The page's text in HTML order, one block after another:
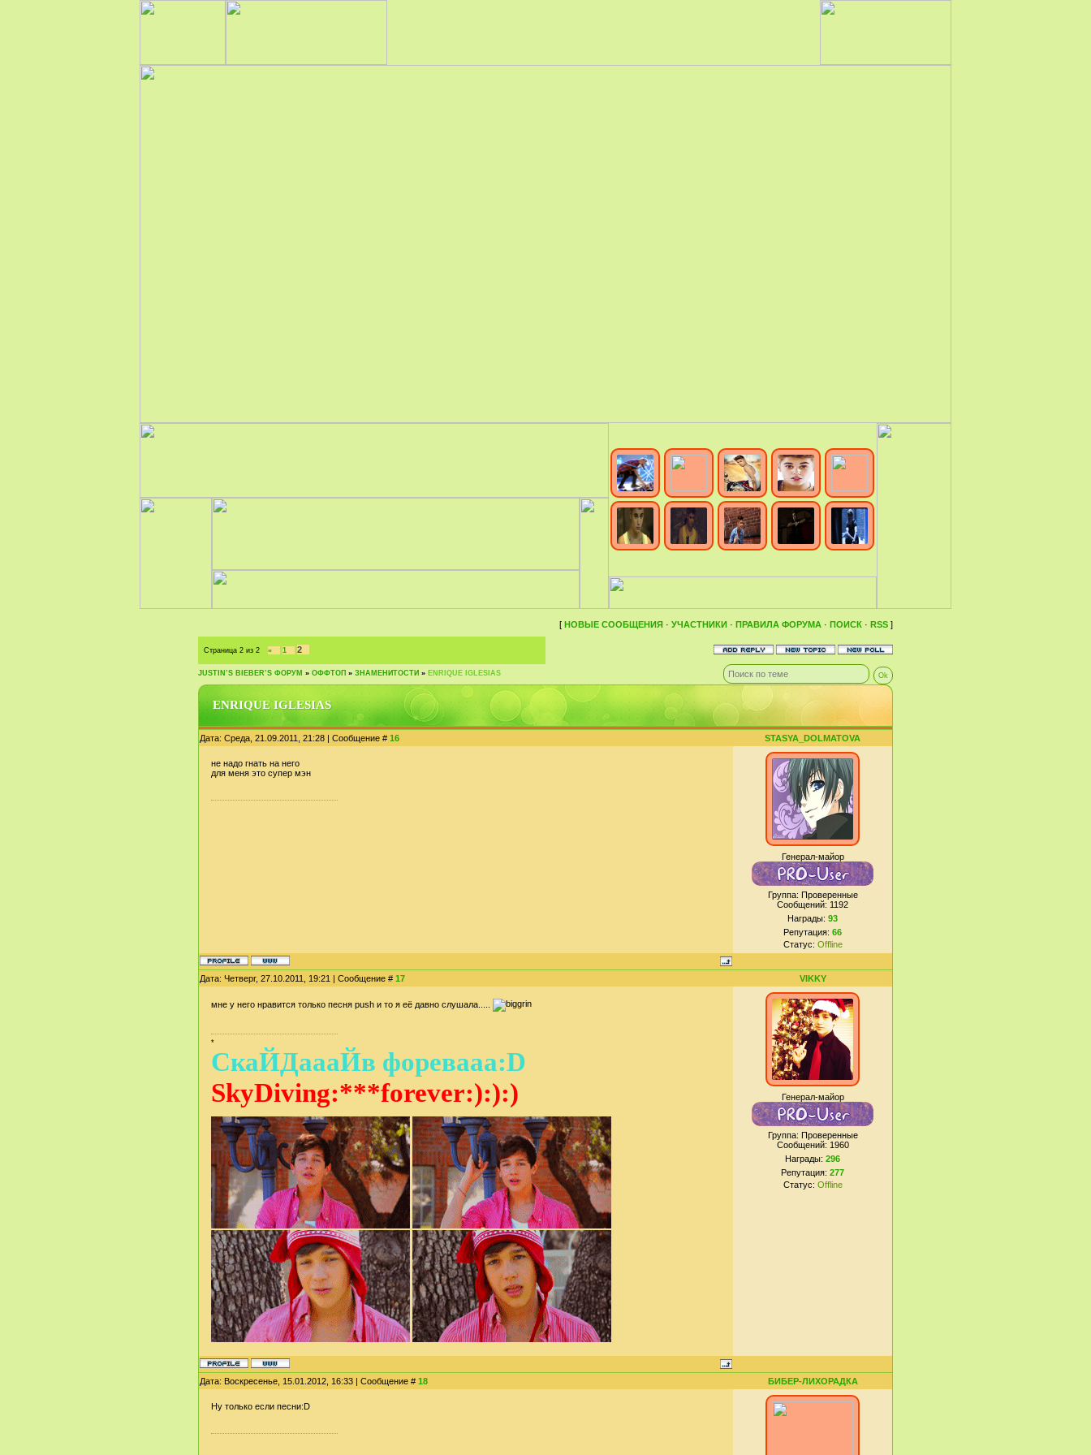
[ НОВЫЕ СООБЩЕНИЯ · УЧАСТНИКИ · ПРАВИЛА ФОРУМА · ПОИСК · RSS ]
Страница 2 из 2 « 1 2
JUSTIN‛S BIEBER‛S ФОРУМ » ОФФТОП » ЗНАМЕНИТОСТИ » ENRIQUE IGLESIAS
ENRIQUE IGLESIAS
Дата: Среда, 21.09.2011, 21:28 | Сообщение # 16 STASYA_DOLMATOVA
не надо гнать на него
для меня это супер мэн
Генерал-майор
Группа: Проверенные
Сообщений: 1192
Награды: 93
Репутация: 66
Статус: Offline
Дата: Четверг, 27.10.2011, 19:21 | Сообщение # 17 VIKKY
мне у него нравится только песня push и то я её давно слушала.....
*
СкаЙДаааЙв форевааа:D
SkyDiving:***forever:):):)
Генерал-майор
Группа: Проверенные
Сообщений: 1960
Награды: 296
Репутация: 277
Статус: Offline
Дата: Воскресенье, 15.01.2012, 16:33 | Сообщение # 18 БИБЕР-ЛИХОРАДКА
Ну только если песни:D